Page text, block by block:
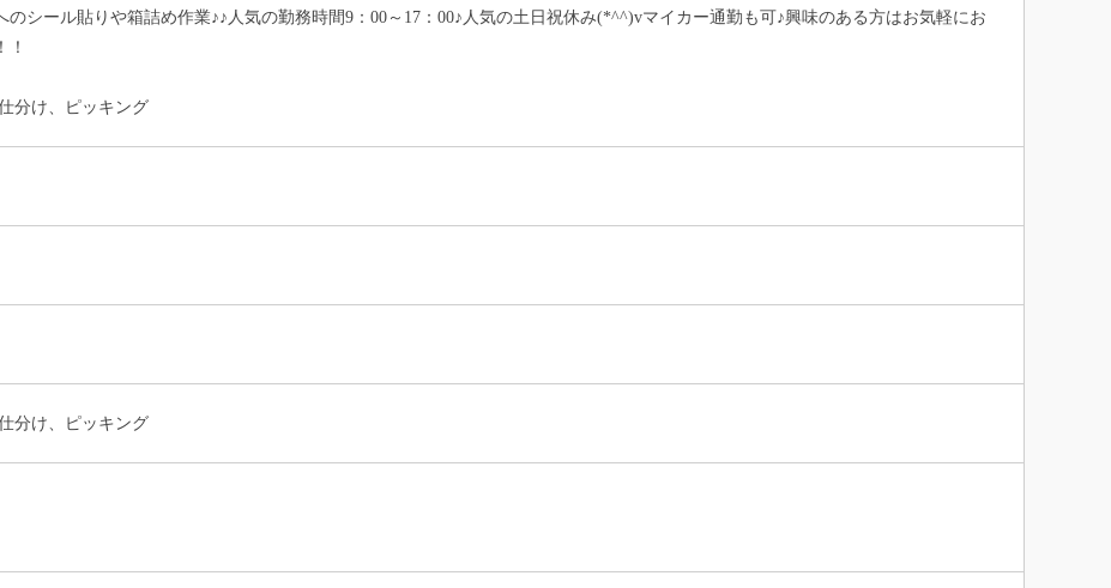
のシール貼りや箱詰め作業♪♪人気の勤務時間9：00～17：00♪人気の土日祝休み(*^^)vマイカー通勤も可♪興味のある方はお気軽にお
！
分け、ピッキング
分け、ピッキング